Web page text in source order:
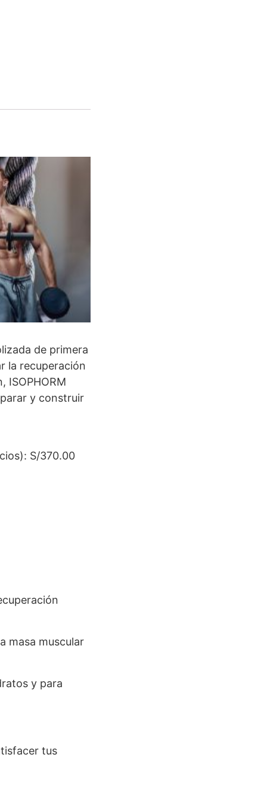
de primera
la recuperación
ISOPHORM
y construir
S/370.00
masa muscular
y para
tus